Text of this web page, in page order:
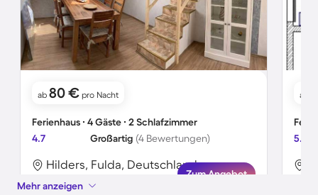
ab 80 € pro Nacht
Ferienhaus ∙ 4 Gäste ∙ 2 Schlafzimmer
4.7
Großartig (4 Bewertungen)
Hilders, Fulda, Deutschland
Zum Angebot
ab
5.0
Mehr anzeigen